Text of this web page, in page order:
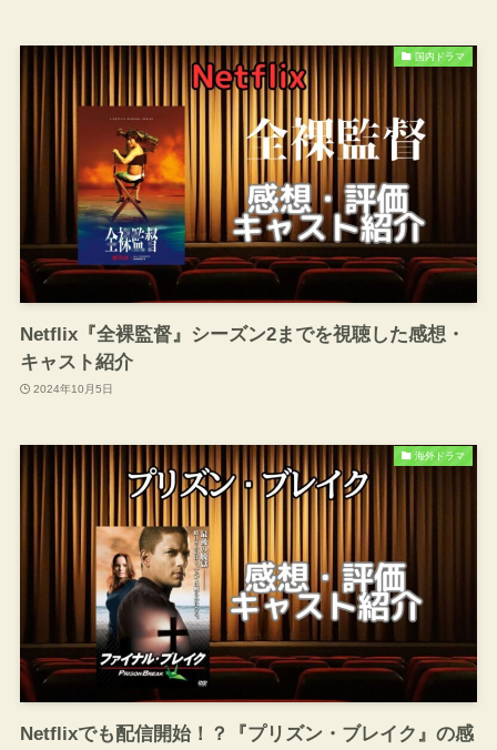
国内ドラマ
Netflix『全裸監督』シーズン2までを視聴した感想・
キャスト紹介
2024年10月5日
海外ドラマ
Netflixでも配信開始！？『プリズン・ブレイク』の感